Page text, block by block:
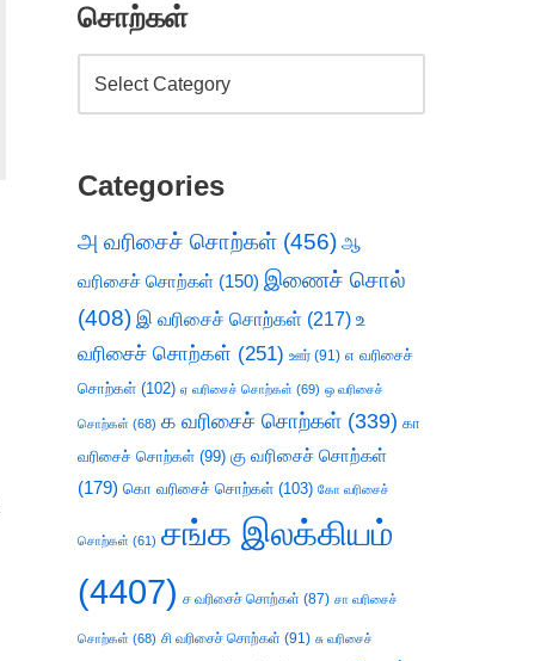
சொற்கள்
Categories
அ வரிசைச் சொற்கள் (456) ஆ
வரிசைச் சொற்கள் (150) இணைச் சொல்
(408) இ வரிசைச் சொற்கள் (217) உ
வரிசைச் சொற்கள் (251) ஊர் (91) எ வரிசைச்
சொற்கள் (102) ஏ வரிசைச் சொற்கள் (69) ஒ வரிசைச்
சொற்கள் (68) க வரிசைச் சொற்கள் (339) கா
வரிசைச் சொற்கள் (99) கு வரிசைச் சொற்கள்
(179) கொ வரிசைச் சொற்கள் (103) கோ வரிசைச்
சொற்கள் (61) சங்க இலக்கியம்
(4407) ச வரிசைச் சொற்கள் (87) சா வரிசைச்
சொற்கள் (68) சி வரிசைச் சொற்கள் (91) சு வரிசைச்